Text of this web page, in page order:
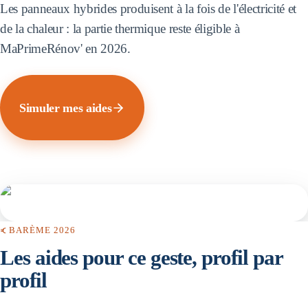
Les panneaux hybrides produisent à la fois de l'électricité et
de la chaleur : la partie thermique reste éligible à
MaPrimeRénov' en 2026.
Simuler mes aides
BARÈME 2026
Les aides pour ce geste, profil par
profil